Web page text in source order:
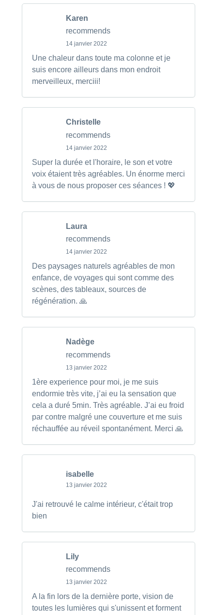
Karen
recommends
14 janvier 2022
Une chaleur dans toute ma colonne et je
suis encore ailleurs dans mon endroit
merveilleux, merciii!
Christelle
recommends
14 janvier 2022
Super la durée et l'horaire, le son et votre
voix étaient très agréables. Un énorme merci
à vous de nous proposer ces séances ! 💖
Laura
recommends
14 janvier 2022
Des paysages naturels agréables de mon
enfance, de voyages qui sont comme des
scènes, des tableaux, sources de
régénération. 🙏
Nadège
recommends
13 janvier 2022
1ère experience pour moi, je me suis
endormie très vite, j’ai eu la sensation que
cela a duré 5min. Très agréable. J’ai eu froid
par contre malgré une couverture et me suis
réchauffée au réveil spontanément. Merci 🙏
isabelle
13 janvier 2022
J'ai retrouvé le calme intérieur, c'était trop
bien
Lily
recommends
13 janvier 2022
A la fin lors de la dernière porte, vision de
toutes les lumières qui s'unissent et forment